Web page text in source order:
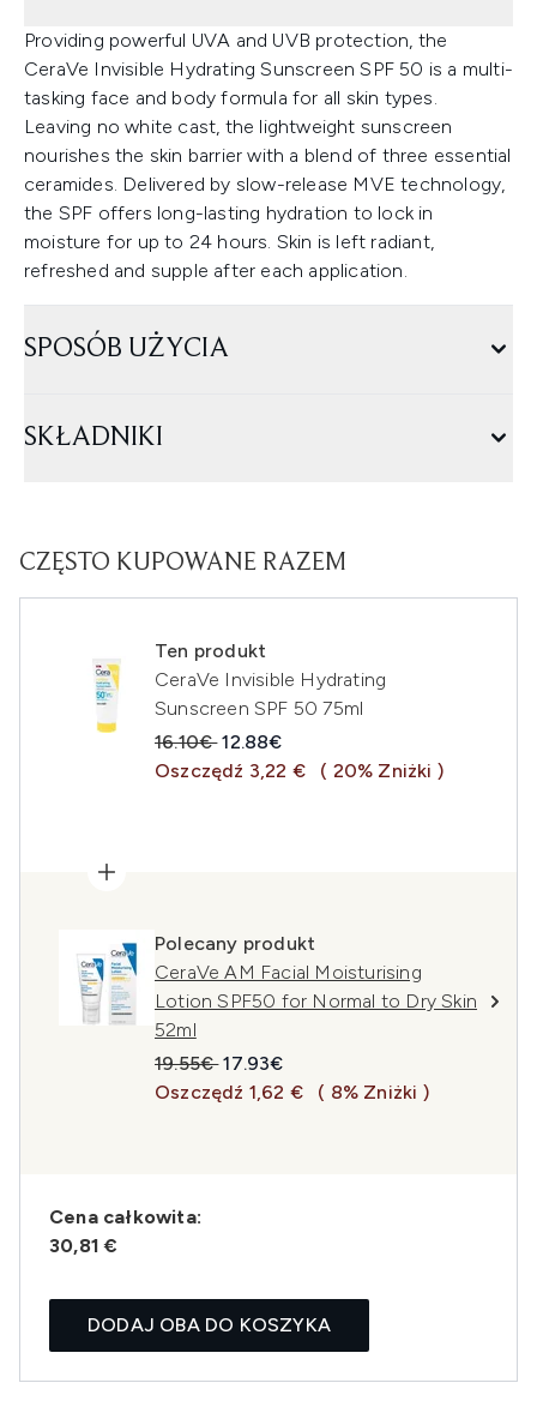
Providing powerful UVA and UVB protection, the
CeraVe Invisible Hydrating Sunscreen SPF 50 is a multi-
tasking face and body formula for all skin types.
Leaving no white cast, the lightweight sunscreen
nourishes the skin barrier with a blend of three essential
ceramides. Delivered by slow-release MVE technology,
the SPF offers long-lasting hydration to lock in
moisture for up to 24 hours. Skin is left radiant,
refreshed and supple after each application.
SPOSÓB UŻYCIA
SKŁADNIKI
CZĘSTO KUPOWANE RAZEM
Ten produkt
CeraVe Invisible Hydrating
Sunscreen SPF 50 75ml
Sugerowana cena detaliczna:
16.10€Aktualna cena:
12.88€
Oszczędź 3,22 €
( 20% Zniżki )
Polecany produkt
CeraVe AM Facial Moisturising
Lotion SPF50 for Normal to Dry Skin
52ml
Sugerowana cena detaliczna:
19.55€Aktualna cena:
17.93€
Oszczędź 1,62 €
( 8% Zniżki )
Cena całkowita:
30,81 €
DODAJ OBA DO KOSZYKA